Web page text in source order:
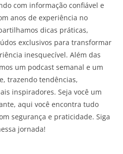
com informação confiável e
anos de experiência no
dicas práticas,
exclusivos para transformar
inesquecível. Além das
um podcast semanal e um
trazendo tendências,
inspiradores. Seja você um
aqui você encontra tudo
segurança e praticidade. Siga
jornada!